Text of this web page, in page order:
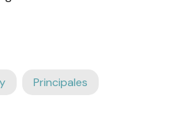
Principales